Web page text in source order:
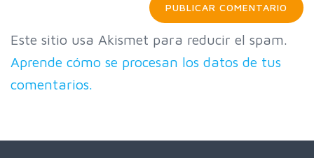
Este sitio usa Akismet para reducir el spam.
Aprende cómo se procesan los datos de tus
comentarios.